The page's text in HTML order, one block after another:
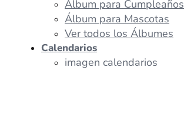
Álbum para Cumpleaños
Álbum para Mascotas
Ver todos los Álbumes
Calendarios
imagen calendarios